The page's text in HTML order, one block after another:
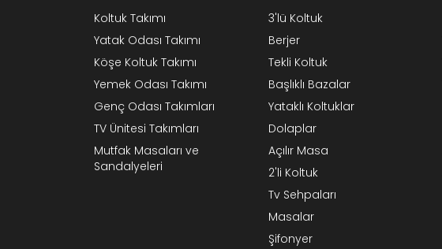
Koltuk Takımı
Yatak Odası Takımı
Köşe Koltuk Takımı
Yemek Odası Takımı
Genç Odası Takımları
TV Ünitesi Takımları
Mutfak Masaları ve
Sandalyeleri
3'lü Koltuk
Berjer
Tekli Koltuk
Başlıklı Bazalar
Yataklı Koltuklar
Dolaplar
Açılır Masa
2'li Koltuk
Tv Sehpaları
Masalar
Şifonyer